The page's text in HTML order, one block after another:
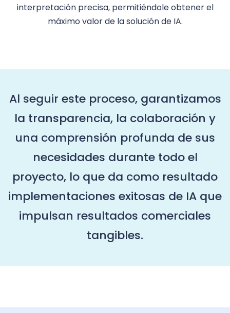
interpretación precisa, permitiéndole obtener el
máximo valor de la solución de IA.
Al seguir este proceso, garantizamos
la transparencia, la colaboración y
una comprensión profunda de sus
necesidades durante todo el
proyecto, lo que da como resultado
implementaciones exitosas de IA que
impulsan resultados comerciales
tangibles.